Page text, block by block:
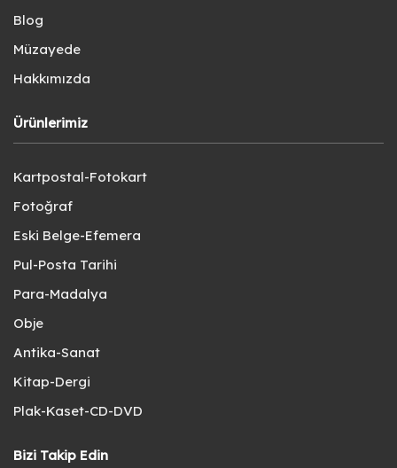
Blog
Müzayede
Hakkımızda
Ürünlerimiz
Kartpostal-Fotokart
Fotoğraf
Eski Belge-Efemera
Pul-Posta Tarihi
Para-Madalya
Obje
Antika-Sanat
Kitap-Dergi
Plak-Kaset-CD-DVD
Bizi Takip Edin